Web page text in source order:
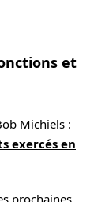
et
Michiels :
exercés en
prochaines